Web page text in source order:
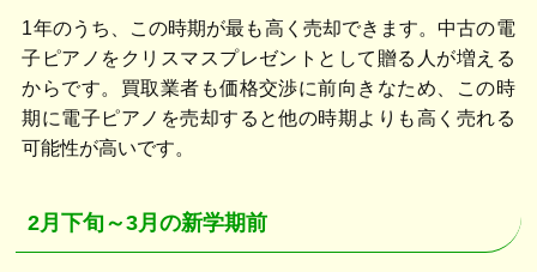
1年のうち、この時期が最も高く売却できます。中古の電
子ピアノをクリスマスプレゼントとして贈る人が増える
からです。買取業者も価格交渉に前向きなため、この時
期に電子ピアノを売却すると他の時期よりも高く売れる
可能性が高いです。
2月下旬～3月の新学期前